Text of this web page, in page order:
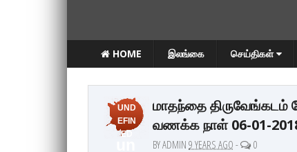
HOME இலங்கை செய்திகள்
UND
EFIN
ED
மாதந்தை
வணக்க நாள் 06-01-
BY ADMIN 9 YEARS AGO - 0